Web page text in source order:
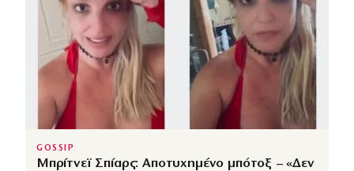
GOSSIP
Μπρίτνεϊ Σπίαρς: Αποτυχημένο μπότοξ – «Δεν